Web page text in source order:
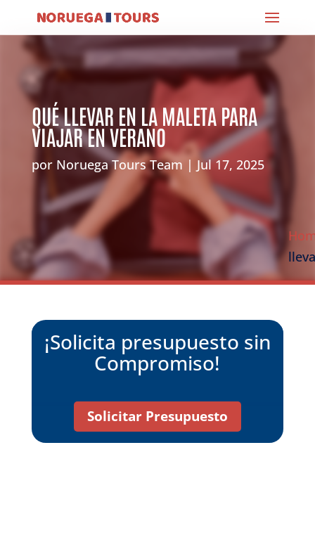
QUÉ LLEVAR EN LA MALETA PARA
VIAJAR EN VERANO
por Noruega Tours Team Jul 17, 2025
¡Solicita presupuesto sin
Compromiso!
Solicitar Presupuesto